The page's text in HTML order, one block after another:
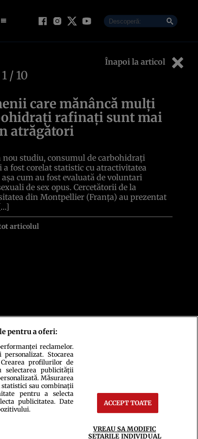
Înapoi la articol
1 / 10
care mănâncă mulți
rafinați sunt mai
atrăgători
studiu, consumul de carbohidrați
fost corelat statistic cu atractivitatea
așa cum au fost evaluată de voluntari
de sex opus. Cercetătorii de la
din Montpellier (Franța) au prezentat
articolul
pentru a oferi:
reclamelor.
Stocarea
profilurilor de
publicității
Măsurarea
sau combinații
pentru a selecta
publicitatea. Date
ACCEPT TOATE
VREAU SA MODIFIC
SETARILE INDIVIDUAL